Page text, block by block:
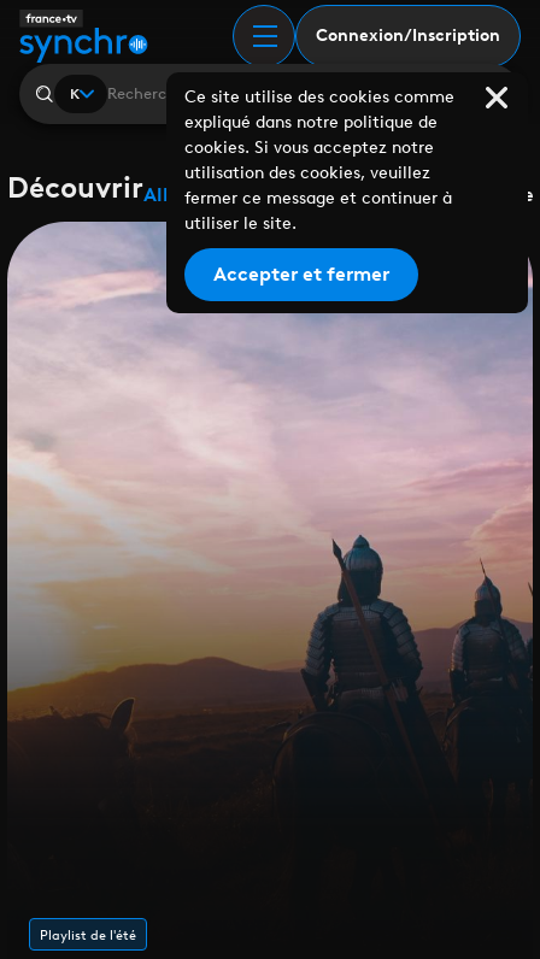
Connexion/Inscription
K
DécouvrirAlbumsPlaylistsCollaborationsLabels Genre
Playlist de l'été
Ce site utilise des cookies comme
expliqué dans notre politique de
cookies. Si vous acceptez notre
utilisation des cookies, veuillez
fermer ce message et continuer à
utiliser le site.
Accepter et fermer